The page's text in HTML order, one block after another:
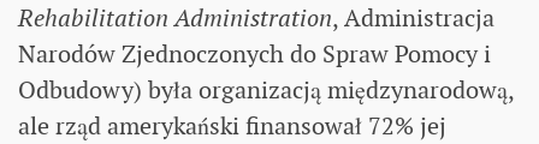
Rehabilitation Administration, Administracja
Narodów Zjednoczonych do Spraw Pomocy i
Odbudowy) była organizacją międzynarodową,
ale rząd amerykański finansował 72% jej